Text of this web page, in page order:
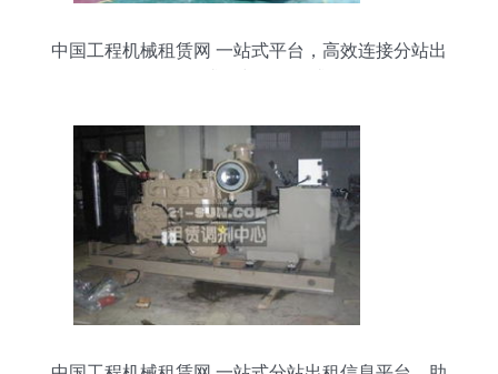
中国工程机械租赁网 一站式平台，高效连接分站出